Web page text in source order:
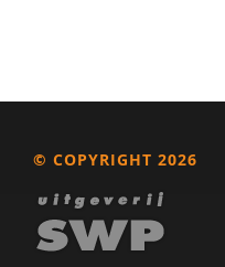
Els Blijd-Hoogewys
S.M. Bögels
A. Booij
© COPYRIGHT 2026